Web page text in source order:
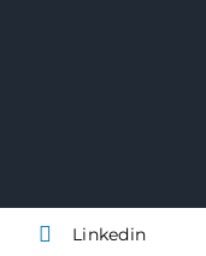
Linkedin